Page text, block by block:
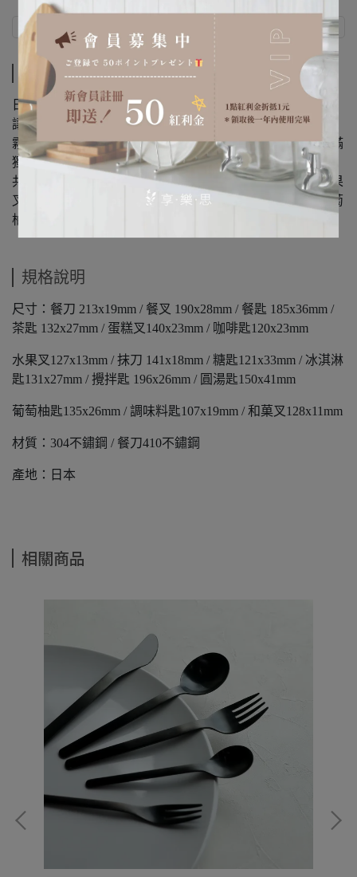
規格說明
商品介紹
日本職人傳統手工設計，以精巧的手藝鎚打出凹凸鎚目紋，
讓餐具呈現高質感，
霧面材質上的鎚目紋閃閃發亮，低調且唯美，既簡約又充滿
獨特風味，適合喜歡簡單又獨特的你。
共15款：餐刀、餐叉、餐匙、茶匙、蛋糕叉、咖啡匙、水果
叉、抹刀、糖匙、冰淇淋匙、攪拌匙、圓湯匙、抹刀、葡萄
柚匙、調味料匙、和菓叉
規格說明
尺寸：餐刀 213x19mm / 餐叉 190x28mm / 餐匙 185x36mm /
茶匙 132x27mm / 蛋糕叉140x23mm / 咖啡匙120x23mm
水果叉127x13mm / 抹刀 141x18mm / 糖匙121x33mm / 冰淇淋
匙131x27mm / 攪拌匙 196x26mm / 圓湯匙150x41mm
葡萄柚匙135x26mm / 調味料匙107x19mm / 和菓叉128x11mm
材質：304不鏽鋼 / 餐刀410不鏽鋼
產地：日本
相關商品